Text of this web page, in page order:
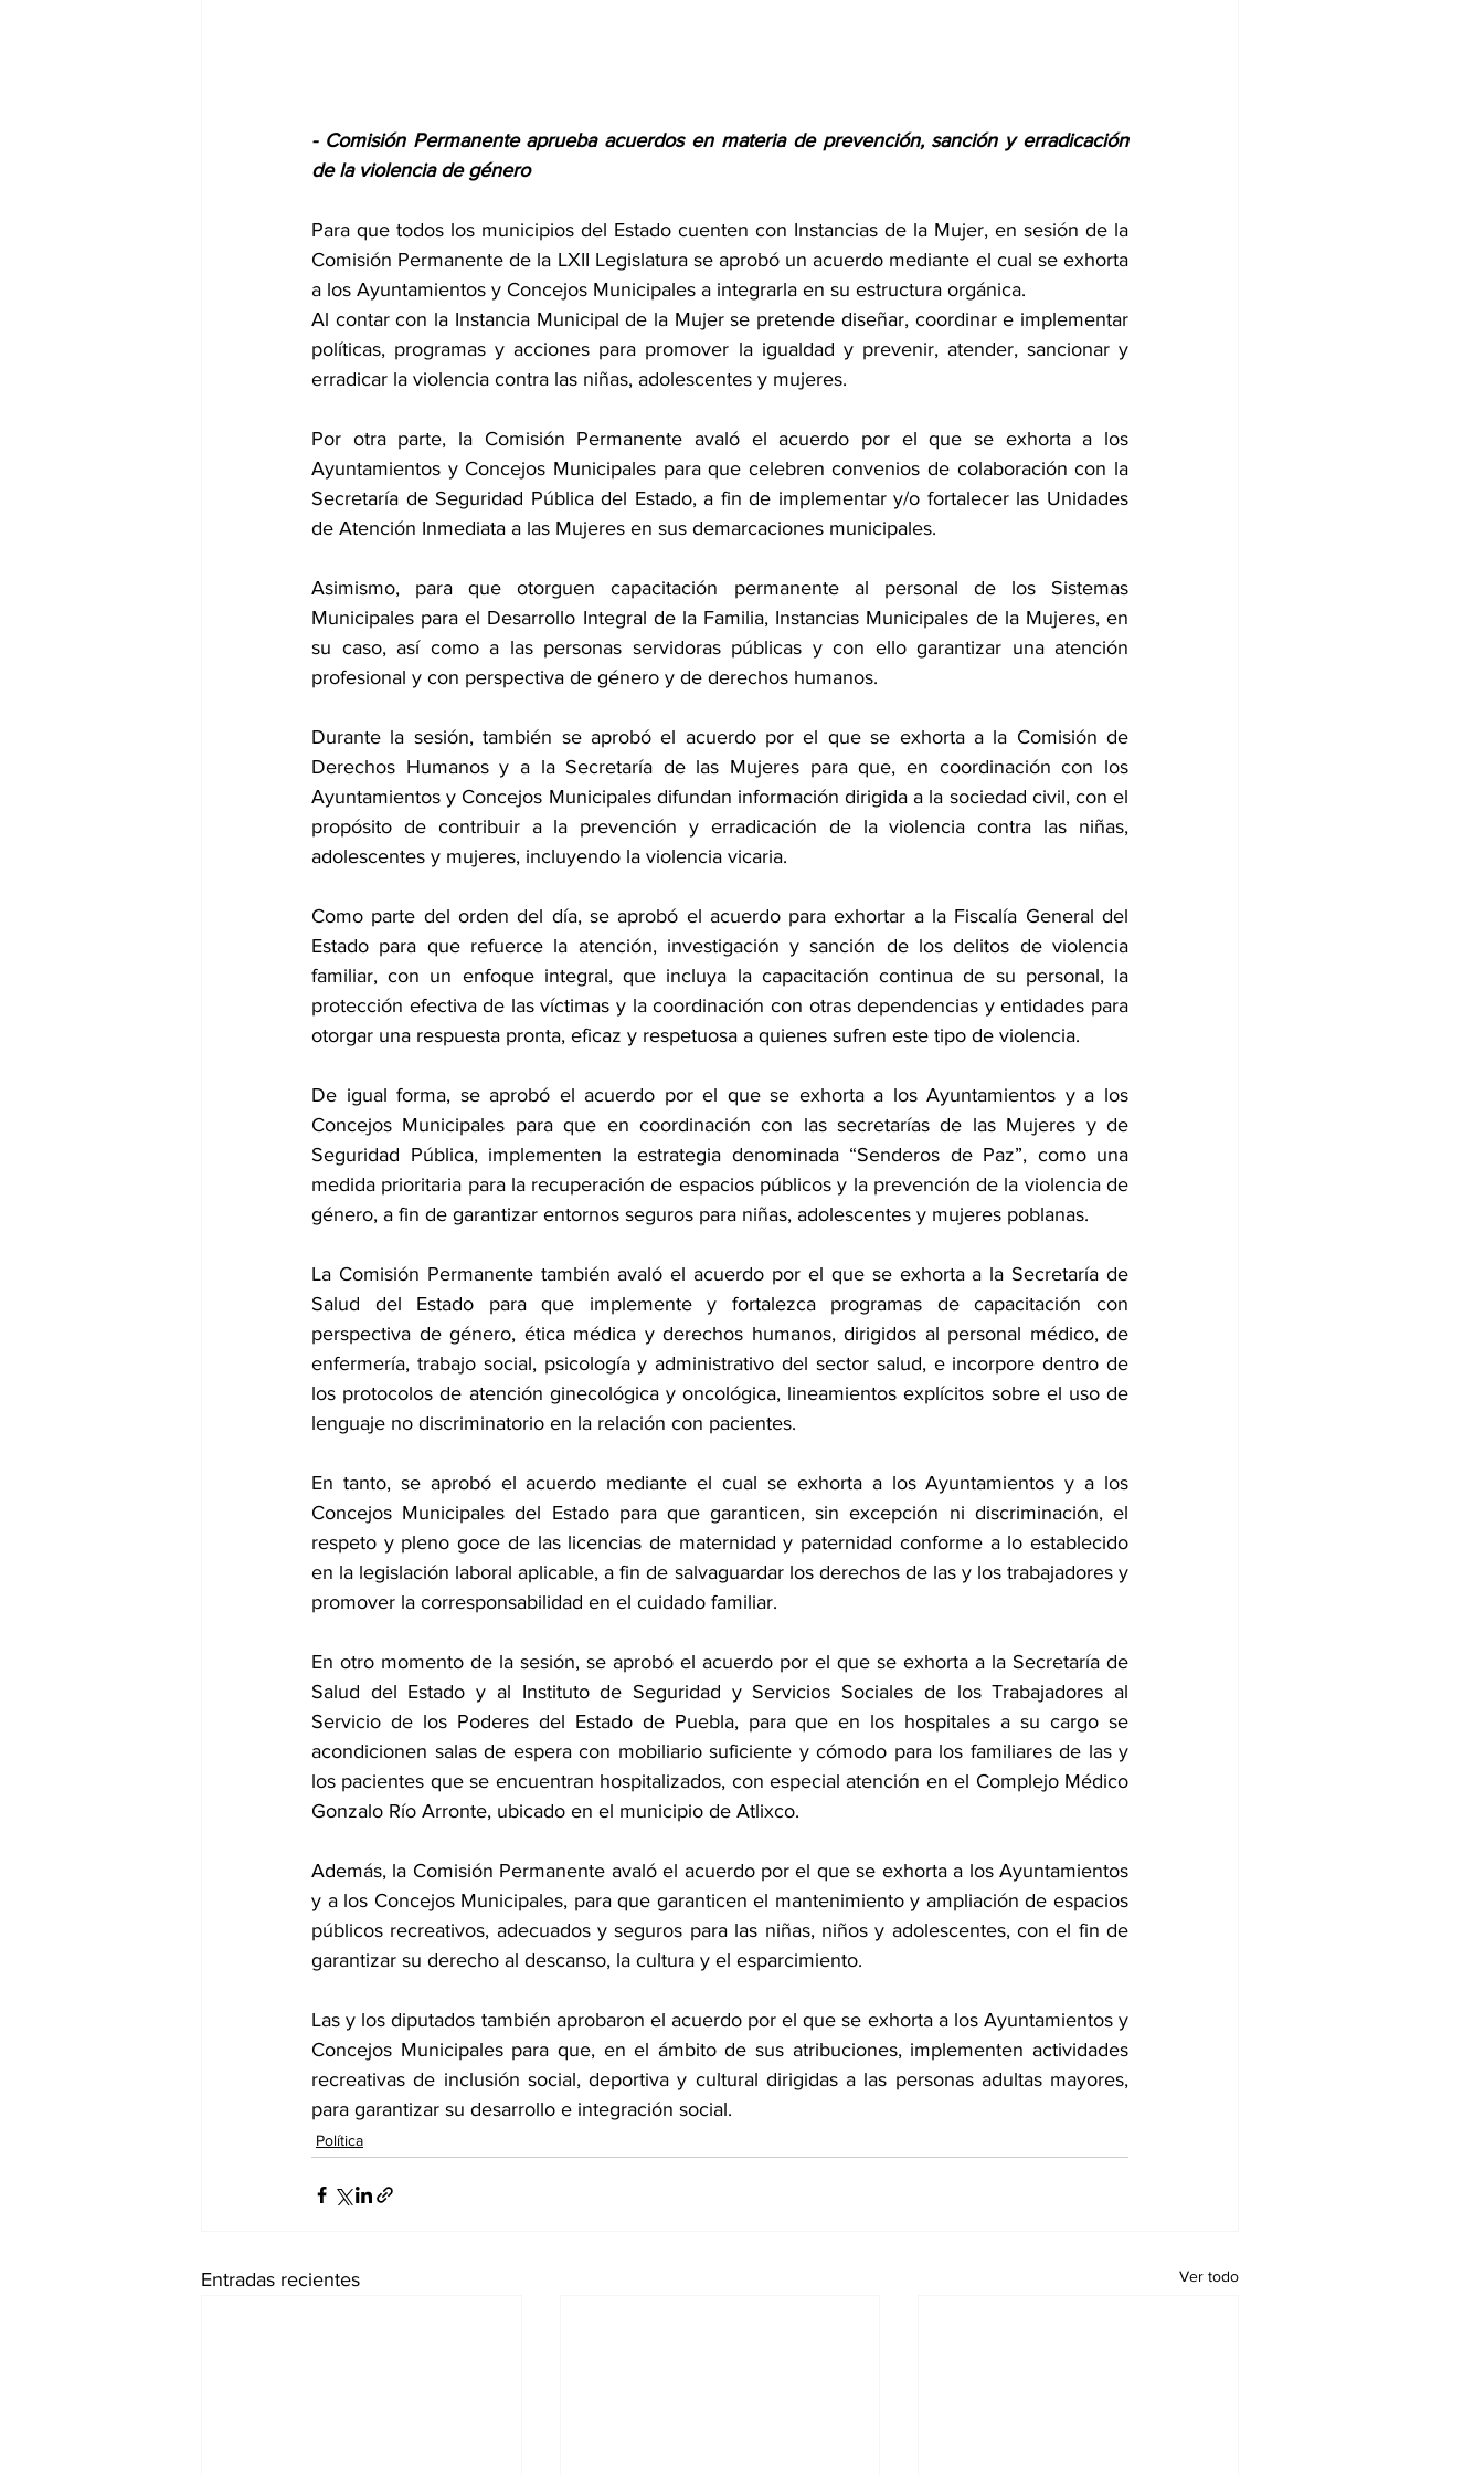
- Comisión Permanente aprueba acuerdos en materia de prevención, sanción y erradicación
de la violencia de género
Para que todos los municipios del Estado cuenten con Instancias de la Mujer, en sesión de la
Comisión Permanente de la LXII Legislatura se aprobó un acuerdo mediante el cual se exhorta
a los Ayuntamientos y Concejos Municipales a integrarla en su estructura orgánica.
Al contar con la Instancia Municipal de la Mujer se pretende diseñar, coordinar e implementar
políticas, programas y acciones para promover la igualdad y prevenir, atender, sancionar y
erradicar la violencia contra las niñas, adolescentes y mujeres.
Por otra parte, la Comisión Permanente avaló el acuerdo por el que se exhorta a los
Ayuntamientos y Concejos Municipales para que celebren convenios de colaboración con la
Secretaría de Seguridad Pública del Estado, a fin de implementar y/o fortalecer las Unidades
de Atención Inmediata a las Mujeres en sus demarcaciones municipales.
Asimismo, para que otorguen capacitación permanente al personal de los Sistemas
Municipales para el Desarrollo Integral de la Familia, Instancias Municipales de la Mujeres, en
su caso, así como a las personas servidoras públicas y con ello garantizar una atención
profesional y con perspectiva de género y de derechos humanos.
Durante la sesión, también se aprobó el acuerdo por el que se exhorta a la Comisión de
Derechos Humanos y a la Secretaría de las Mujeres para que, en coordinación con los
Ayuntamientos y Concejos Municipales difundan información dirigida a la sociedad civil, con el
propósito de contribuir a la prevención y erradicación de la violencia contra las niñas,
adolescentes y mujeres, incluyendo la violencia vicaria.
Como parte del orden del día, se aprobó el acuerdo para exhortar a la Fiscalía General del
Estado para que refuerce la atención, investigación y sanción de los delitos de violencia
familiar, con un enfoque integral, que incluya la capacitación continua de su personal, la
protección efectiva de las víctimas y la coordinación con otras dependencias y entidades para
otorgar una respuesta pronta, eficaz y respetuosa a quienes sufren este tipo de violencia.
De igual forma, se aprobó el acuerdo por el que se exhorta a los Ayuntamientos y a los
Concejos Municipales para que en coordinación con las secretarías de las Mujeres y de
Seguridad Pública, implementen la estrategia denominada “Senderos de Paz”, como una
medida prioritaria para la recuperación de espacios públicos y la prevención de la violencia de
género, a fin de garantizar entornos seguros para niñas, adolescentes y mujeres poblanas.
La Comisión Permanente también avaló el acuerdo por el que se exhorta a la Secretaría de
Salud del Estado para que implemente y fortalezca programas de capacitación con
perspectiva de género, ética médica y derechos humanos, dirigidos al personal médico, de
enfermería, trabajo social, psicología y administrativo del sector salud, e incorpore dentro de
los protocolos de atención ginecológica y oncológica, lineamientos explícitos sobre el uso de
lenguaje no discriminatorio en la relación con pacientes.
En tanto, se aprobó el acuerdo mediante el cual se exhorta a los Ayuntamientos y a los
Concejos Municipales del Estado para que garanticen, sin excepción ni discriminación, el
respeto y pleno goce de las licencias de maternidad y paternidad conforme a lo establecido
en la legislación laboral aplicable, a fin de salvaguardar los derechos de las y los trabajadores y
promover la corresponsabilidad en el cuidado familiar.
En otro momento de la sesión, se aprobó el acuerdo por el que se exhorta a la Secretaría de
Salud del Estado y al Instituto de Seguridad y Servicios Sociales de los Trabajadores al
Servicio de los Poderes del Estado de Puebla, para que en los hospitales a su cargo se
acondicionen salas de espera con mobiliario suficiente y cómodo para los familiares de las y
los pacientes que se encuentran hospitalizados, con especial atención en el Complejo Médico
Gonzalo Río Arronte, ubicado en el municipio de Atlixco.
Además, la Comisión Permanente avaló el acuerdo por el que se exhorta a los Ayuntamientos
y a los Concejos Municipales, para que garanticen el mantenimiento y ampliación de espacios
públicos recreativos, adecuados y seguros para las niñas, niños y adolescentes, con el fin de
garantizar su derecho al descanso, la cultura y el esparcimiento.
Las y los diputados también aprobaron el acuerdo por el que se exhorta a los Ayuntamientos y
Concejos Municipales para que, en el ámbito de sus atribuciones, implementen actividades
recreativas de inclusión social, deportiva y cultural dirigidas a las personas adultas mayores,
para garantizar su desarrollo e integración social.
Política
Entradas recientes Ver todo